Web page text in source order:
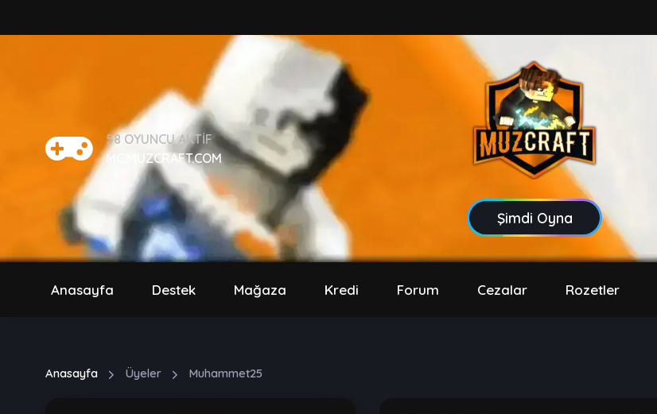
58 OYUNCU AKTIF
MC.MUZCRAFT.COM
Şimdi Oyna
Anasayfa Destek Mağaza Kredi Forum Cezalar Rozetler
Anasayfa Üyeler Muhammet25